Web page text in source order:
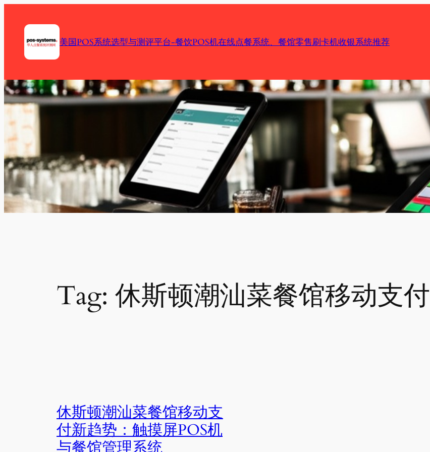
content
美国POS系统选型与测评平台-餐饮POS机在线点餐系统、餐馆零售刷卡机收银系统推荐
Tag: 休斯顿潮汕菜餐馆移动支付
休斯顿潮汕菜餐馆移动支
付新趋势：触摸屏POS机
与餐馆管理系统